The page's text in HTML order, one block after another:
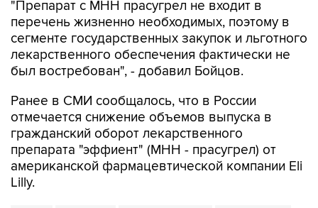
сегменте государственных закупок и льготного
лекарственного обеспечения фактически не
был востребован", - добавил Бойцов.
Ранее в СМИ сообщалось, что в России
гражданский оборот лекарственного
препарата "эффиент" (МНН - прасугрел) от
американской фармацевтической компании Eli
Lilly.
Eli Lilly